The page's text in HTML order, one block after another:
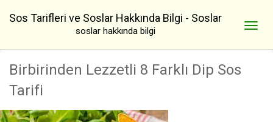
Sos Tarifleri ve Soslar Hakkında Bilgi - Soslar
soslar hakkında bilgi
Birbirinden Lezzetli 8 Farklı Dip Sos
Tarifi